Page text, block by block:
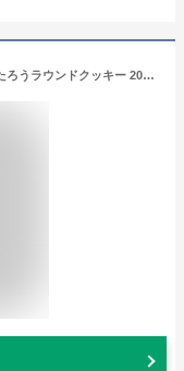
株式会社ビィウェーブ わべさん家のびぃたろうラウンドクッキー 20枚入り 頑張れ 個包装 クッキー 犬 小分け 応援 ご挨拶